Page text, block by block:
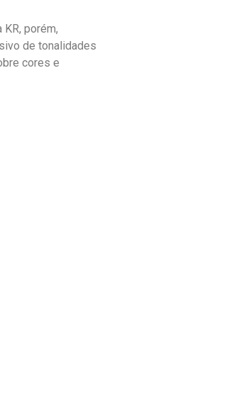
porém,
de tonalidades
cores e